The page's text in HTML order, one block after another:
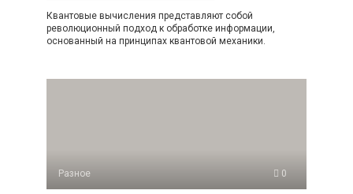
Квантовые вычисления представляют собой
революционный подход к обработке информации,
основанный на принципах квантовой механики.
Разное 0